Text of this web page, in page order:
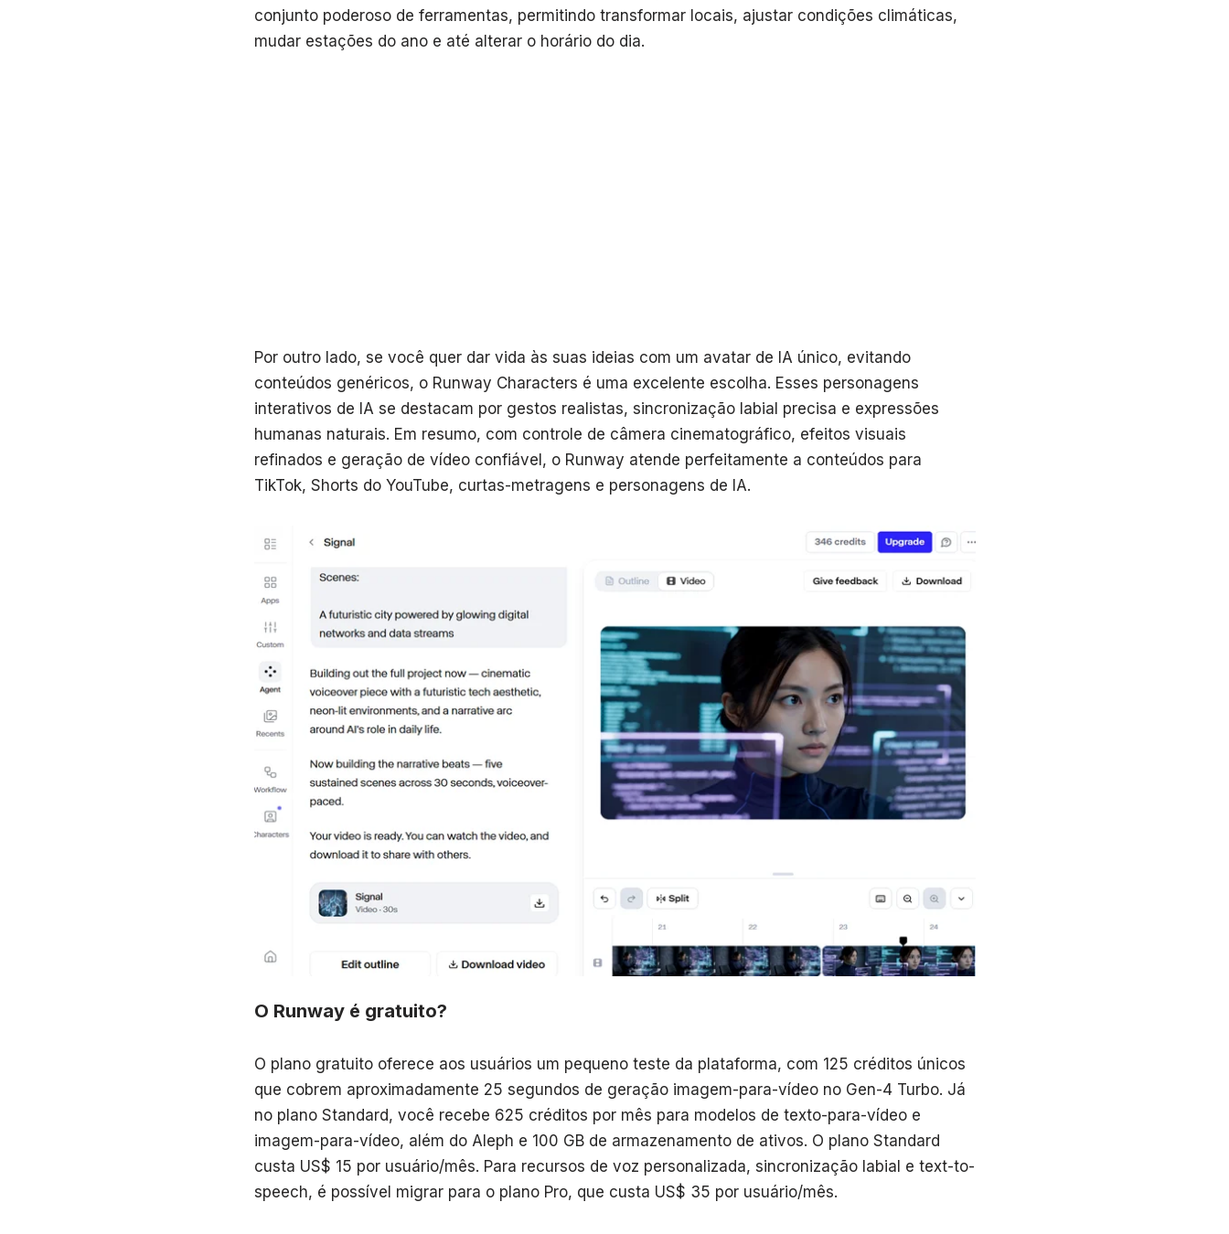
conjunto poderoso de ferramentas, permitindo transformar locais, ajustar condições climáticas,
mudar estações do ano e até alterar o horário do dia.
Por outro lado, se você quer dar vida às suas ideias com um avatar de IA único, evitando
conteúdos genéricos, o Runway Characters é uma excelente escolha. Esses personagens
interativos de IA se destacam por gestos realistas, sincronização labial precisa e expressões
humanas naturais. Em resumo, com controle de câmera cinematográfico, efeitos visuais
refinados e geração de vídeo confiável, o Runway atende perfeitamente a conteúdos para
TikTok, Shorts do YouTube, curtas-metragens e personagens de IA.
O Runway é gratuito?
O plano gratuito oferece aos usuários um pequeno teste da plataforma, com 125 créditos únicos
que cobrem aproximadamente 25 segundos de geração imagem-para-vídeo no Gen-4 Turbo. Já
no plano Standard, você recebe 625 créditos por mês para modelos de texto-para-vídeo e
imagem-para-vídeo, além do Aleph e 100 GB de armazenamento de ativos. O plano Standard
custa US$ 15 por usuário/mês. Para recursos de voz personalizada, sincronização labial e text-to-
speech, é possível migrar para o plano Pro, que custa US$ 35 por usuário/mês.